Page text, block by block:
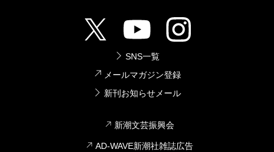
SNS一覧
メールマガジン登録
新刊お知らせメール
新潮文芸振興会
AD-WAVE新潮社雑誌広告